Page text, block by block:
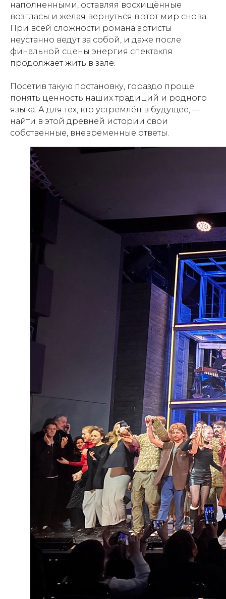
наполненными, оставляя восхищённые
возгласы и желая вернуться в этот мир снова.
При всей сложности романа артисты
неустанно ведут за собой, и даже после
финальной сцены энергия спектакля
продолжает жить в зале.
Посетив такую постановку, гораздо проще
понять ценность наших традиций и родного
языка. А для тех, кто устремлён в будущее, —
найти в этой древней истории свои
собственные, вневременные ответы.
Свидетельство о
регистрации СМИ ЭЛ №
ФС77-84346 от 08.12.2022
ISSN 3033-9081
Макс
16+